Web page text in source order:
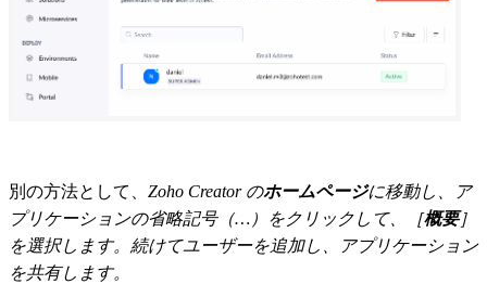
別の方法として、 Zoho Creator のホームページに移動し、ア
プリケーションの省略記号（…）をクリックして、［概要］
を選択します。続けてユーザーを追加し、アプリケーション
を共有します。